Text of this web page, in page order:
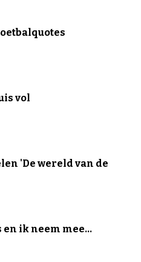
vol
'De wereld van de
en ik neem mee...